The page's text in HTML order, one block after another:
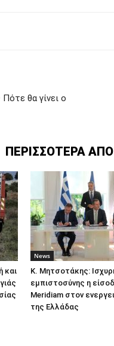
θα γίνει ο
ΠΕΡΙΣΣΟΤΕΡΑ
και
News
Κ. Μητσοτάκης:
εμπιστοσύνης η
Meridiam στον
της Ελλάδας